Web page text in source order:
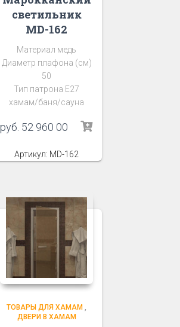
светильник
MD-162
Материал медь
Диаметр плафона (см)
50
Тип патрона Е27
хамам/баня/сауна
руб. 52 960 00
Артикул: MD-162
ТОВАРЫ ДЛЯ ХАМАМ ,
ДВЕРИ В ХАМАМ